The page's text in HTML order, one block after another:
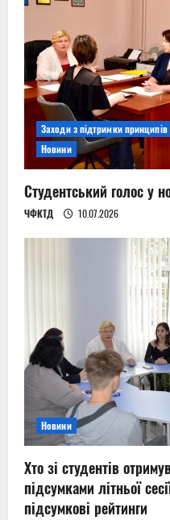
Заходи з підтримки
Новини
Студентський голос у
ЧФКТД 10.07.2026
Новини
Хто зі студентів
підсумками літньої
підсумкові рейтинги